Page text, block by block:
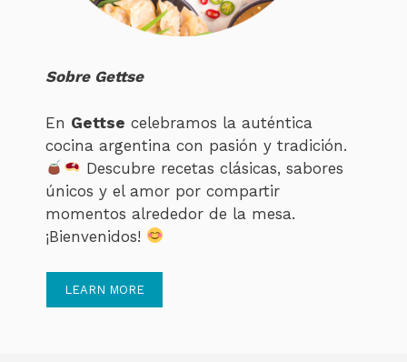
Sobre Gettse
En Gettse celebramos la auténtica
cocina argentina con pasión y tradición.
Descubre recetas clásicas, sabores
únicos y el amor por compartir
momentos alrededor de la mesa.
¡Bienvenidos!
LEARN MORE